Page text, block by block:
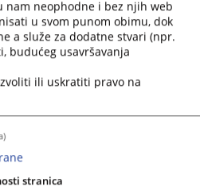
nam neophodne i bez njih web
u svom punom obimu, dok
a služe za dodatne stvari (npr.
budućeg usavršavanja
ili uskratiti pravo na
stranica